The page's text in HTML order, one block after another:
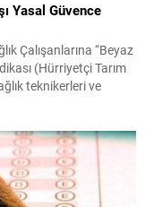
Yasal Güvence
Çalışanlarına “Beyaz
(Hürriyetçi Tarım
teknikerleri ve
çekerek, sağlık
veteriner sağlık
hazırladıklarını